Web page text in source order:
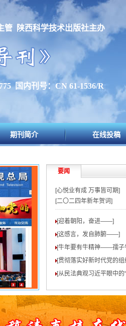
管 陕西科学技术出版社主办
国内刊号：CN 61-1536/R
期刊简介 在线投稿
要闻
[心悦业有成 万事皆可期]
[二〇二四年新年贺词]
[迎着朝阳，奋进——]
[这感言，发自肺腑——]
[牛年要有牛精神——孺子
[贯彻落实好新时代党的组
[从民法典观习近平眼中的